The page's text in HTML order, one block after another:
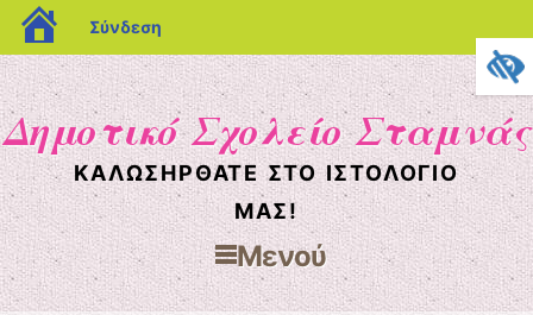
blogs.sch.gr
Σύνδεση
Δημοτικό Σχολείο Σταμνάς
ΚΑΛΩΣΉΡΘΑΤΕ ΣΤΟ ΙΣΤΟΛΌΓΙΌ
ΜΑΣ!
Μενού
Μετάβαση στο περιεχόμενο